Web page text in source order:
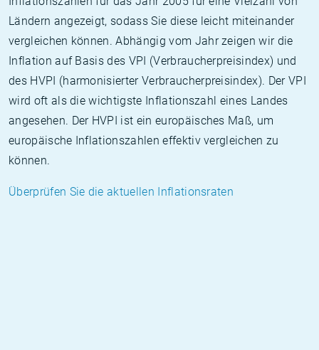
Ländern angezeigt, sodass Sie diese leicht miteinander
vergleichen können. Abhängig vom Jahr zeigen wir die
Inflation auf Basis des VPI (Verbraucherpreisindex) und
des HVPI (harmonisierter Verbraucherpreisindex). Der VPI
wird oft als die wichtigste Inflationszahl eines Landes
angesehen. Der HVPI ist ein europäisches Maß, um
europäische Inflationszahlen effektiv vergleichen zu
können.
Überprüfen Sie die aktuellen Inflationsraten